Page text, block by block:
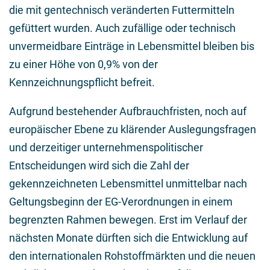
die mit gentechnisch veränderten Futtermitteln
gefüttert wurden. Auch zufällige oder technisch
unvermeidbare Einträge in Lebensmittel bleiben bis
zu einer Höhe von 0,9% von der
Kennzeichnungspflicht befreit.
Aufgrund bestehender Aufbrauchfristen, noch auf
europäischer Ebene zu klärender Auslegungsfragen
und derzeitiger unternehmenspolitischer
Entscheidungen wird sich die Zahl der
gekennzeichneten Lebensmittel unmittelbar nach
Geltungsbeginn der EG-Verordnungen in einem
begrenzten Rahmen bewegen. Erst im Verlauf der
nächsten Monate dürften sich die Entwicklung auf
den internationalen Rohstoffmärkten und die neuen